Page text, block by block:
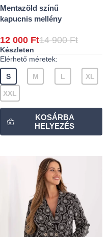
Mentazöld színű
kapucnis mellény
12 000 Ft14 900 Ft
Készleten
Elérhető méretek:
S M L XL
XXL